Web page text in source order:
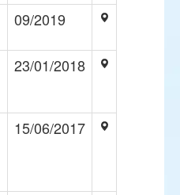
09/2019
23/01/2018
15/06/2017